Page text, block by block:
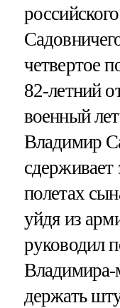
четвертое
82-летний
военный
Владимир
полетах
уйдя из
руководил
держать